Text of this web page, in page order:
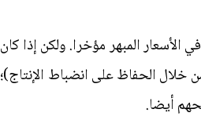
الأسعار المبهر مؤخرا. ولكن إذا كان
خلال الحفاظ على انضباط الإنتاج)؛
أيضا.